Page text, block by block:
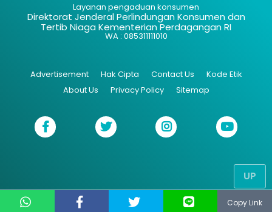
Copy Link
UP
Layanan pengaduan konsumen
Direktorat Jenderal Perlindungan Konsumen dan
Tertib Niaga Kementerian Perdagangan RI
WA : 085311111010
Advertisement Hak Cipta Contact Us
Kode Etik
About Us
Privacy Policy Sitemap